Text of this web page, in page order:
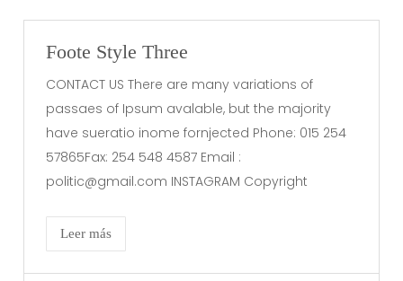
Foote Style Three
CONTACT US There are many variations of
passaes of Ipsum avalable, but the majority
have sueratio inome fornjected Phone: 015 254
57865Fax: 254 548 4587 Email :
politic@gmail.com INSTAGRAM Copyright
Leer más